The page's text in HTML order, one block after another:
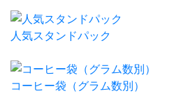
人気スタンドパック
コーヒー袋（グラム数別）